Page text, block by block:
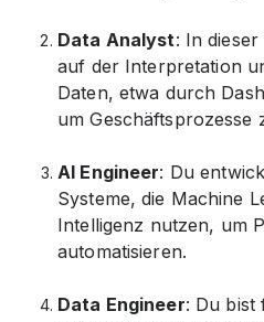
Data Analyst: In
auf der Interpretation
Daten, etwa durch
um Geschäftsprozesse
AI Engineer: Du
Systeme, die Machine
Intelligenz nutzen, um
automatisieren.
Data Engineer: Du bist